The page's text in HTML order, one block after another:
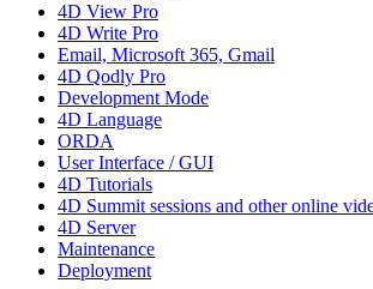
4D View Pro
4D Write Pro
Email, Microsoft 365, Gmail
4D Qodly Pro
Development Mode
4D Language
ORDA
User Interface / GUI
4D Tutorials
4D Summit sessions and other online
4D Server
Maintenance
Deployment